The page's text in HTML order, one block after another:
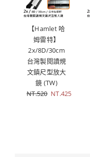
【Hamlet 哈
姆雷特】
2x/8D/30cm
台灣製閱讀規
文鎮尺型放大
鏡 (TW)
NT.520 NT.425